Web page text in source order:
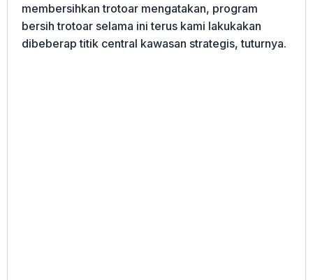
membersihkan trotoar mengatakan, program
bersih trotoar selama ini terus kami lakukakan
dibeberap titik central kawasan strategis, tuturnya.